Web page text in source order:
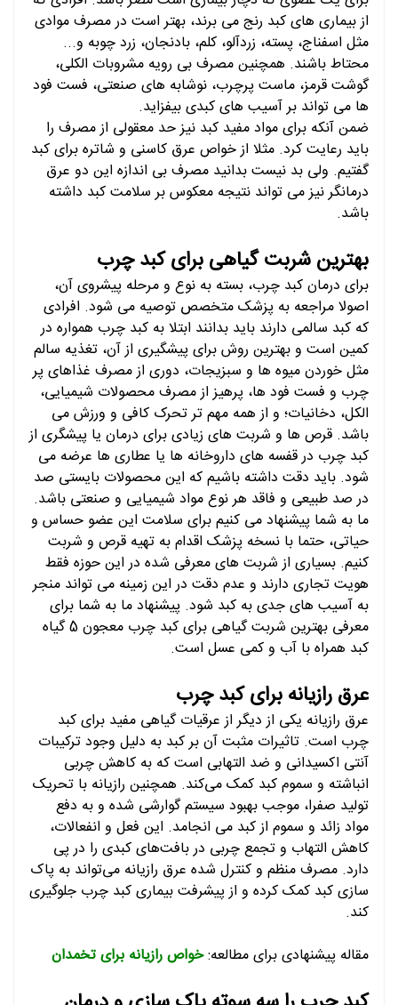
از بیماری های کبد رنج می برند، بهتر است در مصرف موادی
مثل اسفناج، پسته، زردآلو، کلم، بادنجان، زرد چوبه و...
محتاط باشند. همچنین مصرف بی رویه مشروبات الکلی،
گوشت قرمز، ماست پرچرب، نوشابه های صنعتی، فست فود
ها می تواند بر آسیب های کبدی بیفزاید.
ضمن آنکه برای مواد مفید کبد نیز حد معقولی از مصرف را
باید رعایت کرد. مثلا از خواص عرق کاسنی و شاتره برای کبد
گفتیم. ولی بد نیست بدانید مصرف بی اندازه این دو عرق
درمانگر نیز می تواند نتیجه معکوس بر سلامت کبد داشته
باشد.
بهترین شربت گیاهی برای کبد چرب
برای درمان کبد چرب، بسته به نوع و مرحله پیشروی آن،
اصولا مراجعه به پزشک متخصص توصیه می شود. افرادی
که کبد سالمی دارند باید بدانند ابتلا به کبد چرب همواره در
کمین است و بهترین روش برای پیشگیری از آن، تغذیه سالم
مثل خوردن میوه ها و سبزیجات، دوری از مصرف غذاهای پر
چرب و فست فود ها، پرهیز از مصرف محصولات شیمیایی،
الکل، دخانیات؛ و از همه مهم تر تحرک کافی و ورزش می
باشد. قرص ها و شربت های زیادی برای درمان یا پیشگری از
کبد چرب در قفسه های داروخانه ها یا عطاری ها عرضه می
شود. باید دقت داشته باشیم که این محصولات بایستی صد
در صد طبیعی و فاقد هر نوع مواد شیمیایی و صنعتی باشد.
ما به شما پیشنهاد می کنیم برای سلامت این عضو حساس و
حیاتی، حتما با نسخه پزشک اقدام به تهیه قرص و شربت
کنیم. بسیاری از شربت های معرفی شده در این حوزه فقط
هویت تجاری دارند و عدم دقت در این زمینه می تواند منجر
به آسیب های جدی به کبد شود. پیشنهاد ما به شما برای
معرفی بهترین شربت گیاهی برای کبد چرب معجون 5 گیاه
کبد همراه با آب و کمی عسل است.
عرق رازیانه برای کبد چرب
عرق رازیانه یکی از دیگر از عرقیات گیاهی مفید برای کبد
چرب است. تاثیرات مثبت آن بر کبد به دلیل وجود ترکیبات
آنتی اکسیدانی و ضد التهابی است که به کاهش چربی
انباشته و سموم کبد کمک می‌کند. همچنین رازیانه با تحریک
تولید صفرا، موجب بهبود سیستم گوارشی شده و به دفع
مواد زائد و سموم از کبد می انجامد. این فعل و انفعالات،
کاهش التهاب و تجمع چربی در بافت‌های کبدی را در پی
دارد. مصرف منظم و کنترل شده عرق رازیانه می‌تواند به پاک
سازی کبد کمک کرده و از پیشرفت بیماری کبد چرب جلوگیری
کند.
مقاله پیشنهادی برای مطالعه:خواص رازیانه برای تخمدان